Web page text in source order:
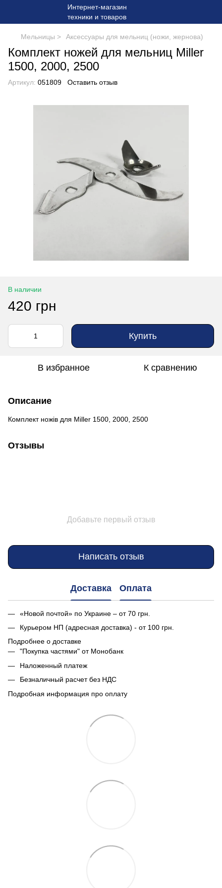
Мельницы > Аксессуары для мельниц (ножи, жернова)
Комплект ножей для мельниц Miller
1500, 2000, 2500
Артикул: 051809 Оставить отзыв
В наличии
420 грн
Купить
В избранное К сравнению
Описание
Комплект ножів для Miller 1500, 2000, 2500
Отзывы
Добавьте первый отзыв
Написать отзыв
Доставка Оплата
«Новой почтой» по Украине – от 70 грн.
Курьером НП (адресная доставка) - от 100 грн.
Подробнее о доставке
"Покупка частями" от Монобанк
Наложенный платеж
Безналичный расчет без НДС
Подробная информация про оплату